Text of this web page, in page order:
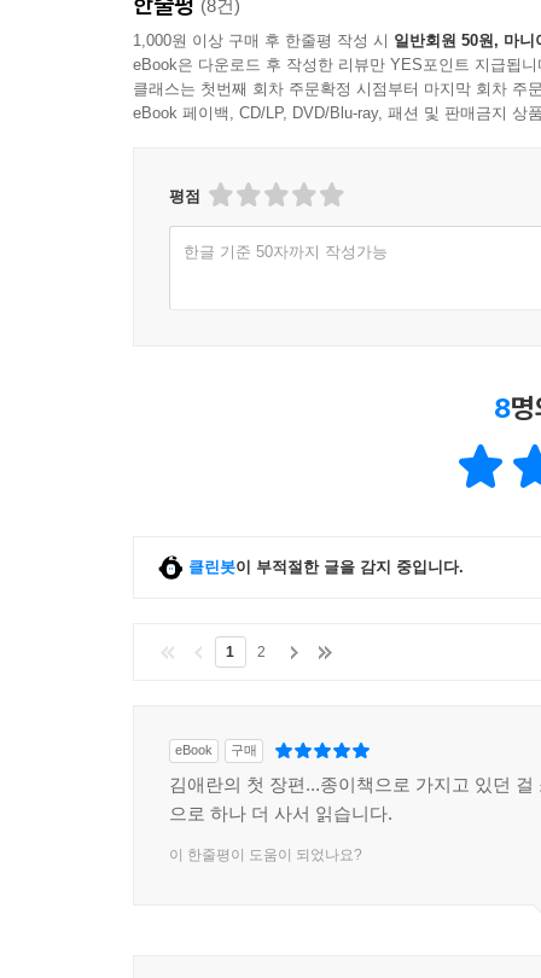
바람은 ‘아무것도 아닐’ 리 없는 그들의 사연을
쓰다듬었다. 두 사람은 서로의 숨결에 정신이
계절이게 하려 딴 데로 떠날 차비를 했다. 하늘은
한국문학의 희망
“네가 뭘 해야 좋을지 나도 모르지만, 네가 하지 말
“사람이 누군가를 위해 슬퍼할 수 있다는 건,”
“네.”
“………”
“그러니까 너는,”
“자라서 꼭 누군가의 슬픔이 되렴.” (50면)
더욱이 놀라온 것은 이 모두가 이제 첫 장편을
(8건)
1,000원 이상 구매 후 한줄평 작성 시 일반회원 50원, 마니
eBook은 다운로드 후 작성한 리뷰만 YES포인트 지급됩니
클래스는 첫번째 회차 주문확정 시점부터 마지막 회차 주
eBook 페이백, CD/LP, DVD/Blu-ray, 패션 및 판매금지 상
평점
한글 기준 50자까지 작성가능
8
클린봇이 부적절한 글을 감지 중입니다.
1 2
eBook 구매
김애란의 첫 장편...종이책으로 가지고 있던 걸
으로 하나 더 사서 읽습니다.
이 한줄평이 도움이 되었나요?